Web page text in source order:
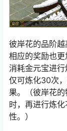
彼岸花的品阶越
相应的奖励也更
消耗金元宝进
仅可炼化30次
果。（彼岸花
时，再进行炼
性。）